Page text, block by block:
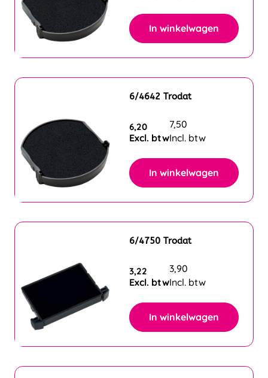
In winkelwagen
6/4642 Trodat
6,20
Excl. btw
7,50
Incl. btw
In winkelwagen
6/4750 Trodat
3,22
Excl. btw
3,90
Incl. btw
In winkelwagen